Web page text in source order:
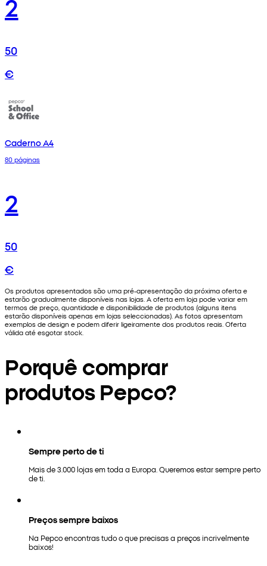
50
€
Caderno A4
80 páginas
2
50
€
Os produtos apresentados são uma pré-apresentação da próxima oferta e
estarão gradualmente disponíveis nas lojas. A oferta em loja pode variar em
termos de preço, quantidade e disponibilidade de produtos (alguns itens
estarão disponíveis apenas em lojas seleccionadas). As fotos apresentam
exemplos de design e podem diferir ligeiramente dos produtos reais. Oferta
válida até esgotar stock.
Porquê comprar
produtos Pepco?
Sempre perto de ti
Mais de 3.000 lojas em toda a Europa. Queremos estar sempre perto
de ti.
Preços sempre baixos
Na Pepco encontras tudo o que precisas a preços incrivelmente
baixos!